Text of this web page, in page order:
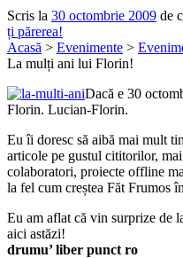
Scris la 30 octombrie 2009 de
ți părerea!
Acasă > Evenimente >
La mulți ani lui Florin!
Dacă e 30
Florin. Lucian-Florin.
Eu îi doresc să aibă mai mult
articole pe gustul cititorilor,
colaboratori, proiecte offline
la fel cum creștea Făt Frumos
Eu am aflat că vin surprize de
aici astăzi!
drumu’ liber punct ro